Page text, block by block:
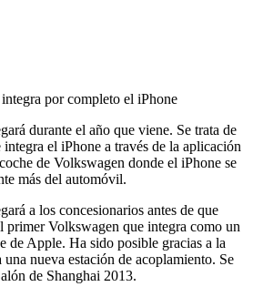
durante el año que viene. Se trata de
el iPhone a través de la aplicación
de Volkswagen donde el iPhone se
más del automóvil.
a los concesionarios antes de que
primer Volkswagen que integra como un
de Apple. Ha sido posible gracias a la
nueva estación de acoplamiento. Se
de Shanghai 2013.